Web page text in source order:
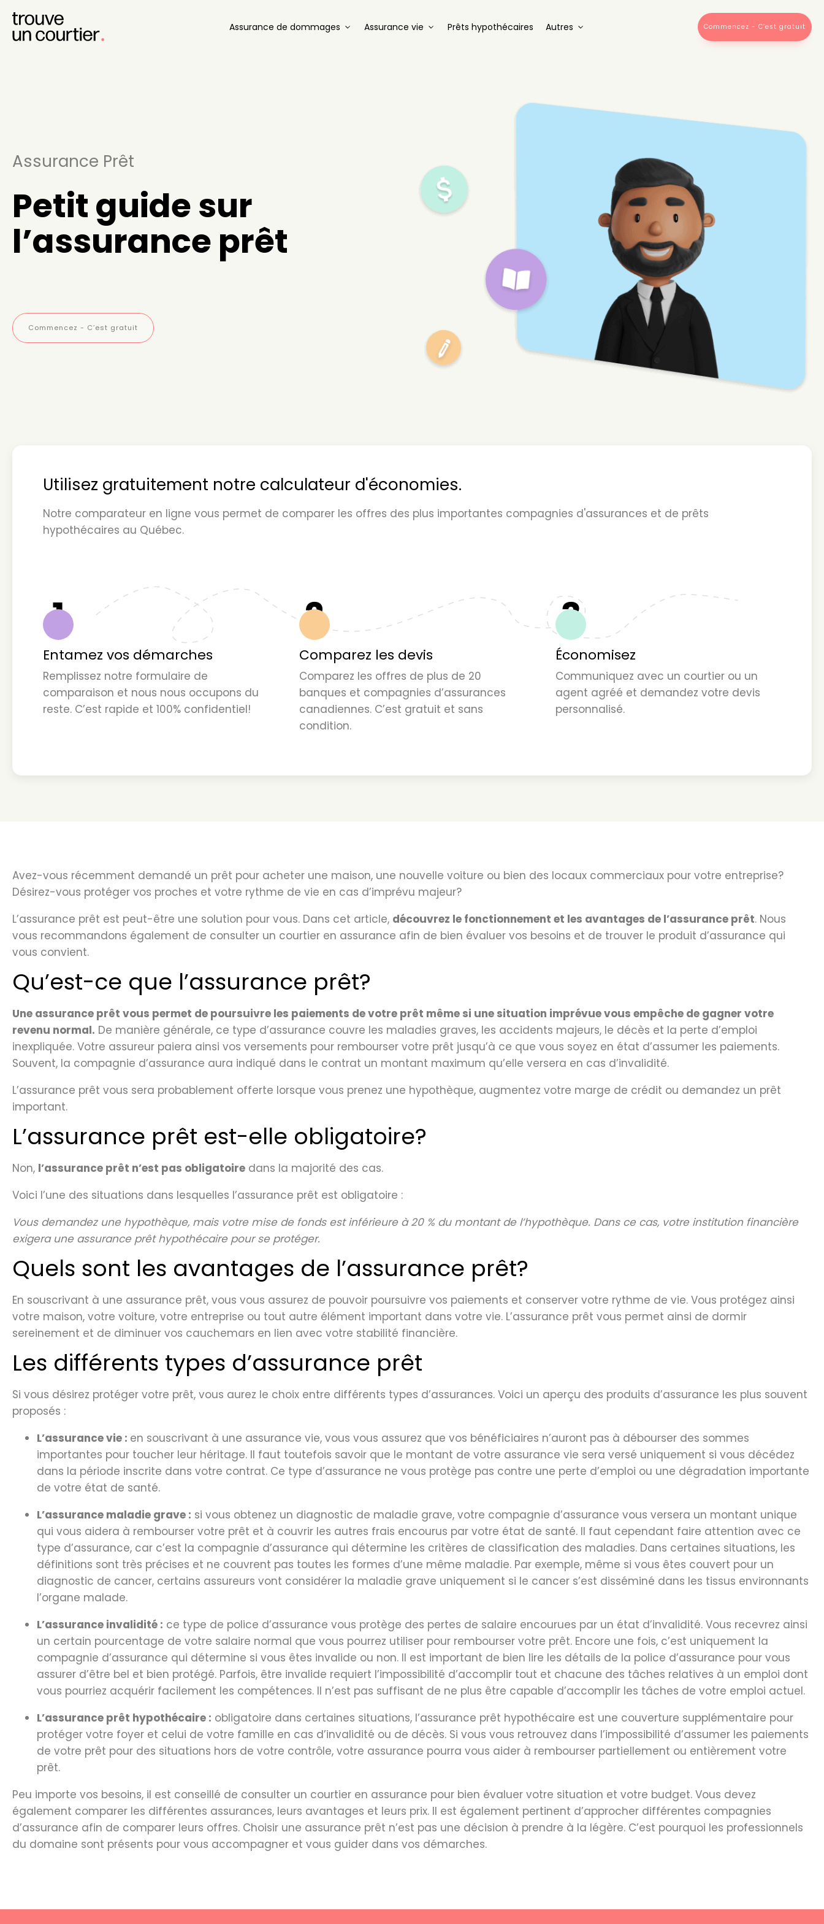
Assurance de dommages Assurance vie Prêts hypothécaires Autres Commencez - C’est gratuit
Assurance Prêt
Petit guide sur
l’assurance prêt
Commencez - C’est gratuit
Utilisez gratuitement notre calculateur d'économies.
Notre comparateur en ligne vous permet de comparer les offres des plus importantes compagnies d'assurances et de prêts
hypothécaires au Québec.
1
Entamez vos démarches
Remplissez notre formulaire de
comparaison et nous nous occupons du
reste. C’est rapide et 100% confidentiel!
2
Comparez les devis
Comparez les offres de plus de 20
banques et compagnies d’assurances
canadiennes. C’est gratuit et sans
condition.
3
Économisez
Communiquez avec un courtier ou un
agent agréé et demandez votre devis
personnalisé.
Avez-vous récemment demandé un prêt pour acheter une maison, une nouvelle voiture ou bien des locaux commerciaux pour votre entreprise?
Désirez-vous protéger vos proches et votre rythme de vie en cas d’imprévu majeur?
L’assurance prêt est peut-être une solution pour vous. Dans cet article, découvrez le fonctionnement et les avantages de l’assurance prêt. Nous
vous recommandons également de consulter un courtier en assurance afin de bien évaluer vos besoins et de trouver le produit d’assurance qui
vous convient.
Qu’est-ce que l’assurance prêt?
Une assurance prêt vous permet de poursuivre les paiements de votre prêt même si une situation imprévue vous empêche de gagner votre
revenu normal. De manière générale, ce type d’assurance couvre les maladies graves, les accidents majeurs, le décès et la perte d’emploi
inexpliquée. Votre assureur paiera ainsi vos versements pour rembourser votre prêt jusqu’à ce que vous soyez en état d’assumer les paiements.
Souvent, la compagnie d’assurance aura indiqué dans le contrat un montant maximum qu’elle versera en cas d’invalidité.
L’assurance prêt vous sera probablement offerte lorsque vous prenez une hypothèque, augmentez votre marge de crédit ou demandez un prêt
important.
L’assurance prêt est-elle obligatoire?
Non, l’assurance prêt n’est pas obligatoire dans la majorité des cas.
Voici l’une des situations dans lesquelles l’assurance prêt est obligatoire :
Vous demandez une hypothèque, mais votre mise de fonds est inférieure à 20 % du montant de l’hypothèque. Dans ce cas, votre institution financière
exigera une assurance prêt hypothécaire pour se protéger.
Quels sont les avantages de l’assurance prêt?
En souscrivant à une assurance prêt, vous vous assurez de pouvoir poursuivre vos paiements et conserver votre rythme de vie. Vous protégez ainsi
votre maison, votre voiture, votre entreprise ou tout autre élément important dans votre vie. L’assurance prêt vous permet ainsi de dormir
sereinement et de diminuer vos cauchemars en lien avec votre stabilité financière.
Les différents types d’assurance prêt
Si vous désirez protéger votre prêt, vous aurez le choix entre différents types d’assurances. Voici un aperçu des produits d’assurance les plus souvent
proposés :
L’assurance vie : en souscrivant à une assurance vie, vous vous assurez que vos bénéficiaires n’auront pas à débourser des sommes
importantes pour toucher leur héritage. Il faut toutefois savoir que le montant de votre assurance vie sera versé uniquement si vous décédez
dans la période inscrite dans votre contrat. Ce type d’assurance ne vous protège pas contre une perte d’emploi ou une dégradation importante
de votre état de santé.
L’assurance maladie grave : si vous obtenez un diagnostic de maladie grave, votre compagnie d’assurance vous versera un montant unique
qui vous aidera à rembourser votre prêt et à couvrir les autres frais encourus par votre état de santé. Il faut cependant faire attention avec ce
type d’assurance, car c’est la compagnie d’assurance qui détermine les critères de classification des maladies. Dans certaines situations, les
définitions sont très précises et ne couvrent pas toutes les formes d’une même maladie. Par exemple, même si vous êtes couvert pour un
diagnostic de cancer, certains assureurs vont considérer la maladie grave uniquement si le cancer s’est disséminé dans les tissus environnants
l’organe malade.
L’assurance invalidité : ce type de police d’assurance vous protège des pertes de salaire encourues par un état d’invalidité. Vous recevrez ainsi
un certain pourcentage de votre salaire normal que vous pourrez utiliser pour rembourser votre prêt. Encore une fois, c’est uniquement la
compagnie d’assurance qui détermine si vous êtes invalide ou non. Il est important de bien lire les détails de la police d’assurance pour vous
assurer d’être bel et bien protégé. Parfois, être invalide requiert l’impossibilité d’accomplir tout et chacune des tâches relatives à un emploi dont
vous pourriez acquérir facilement les compétences. Il n’est pas suffisant de ne plus être capable d’accomplir les tâches de votre emploi actuel.
L’assurance prêt hypothécaire : obligatoire dans certaines situations, l’assurance prêt hypothécaire est une couverture supplémentaire pour
protéger votre foyer et celui de votre famille en cas d’invalidité ou de décès. Si vous vous retrouvez dans l’impossibilité d’assumer les paiements
de votre prêt pour des situations hors de votre contrôle, votre assurance pourra vous aider à rembourser partiellement ou entièrement votre
prêt.
Peu importe vos besoins, il est conseillé de consulter un courtier en assurance pour bien évaluer votre situation et votre budget. Vous devez
également comparer les différentes assurances, leurs avantages et leurs prix. Il est également pertinent d’approcher différentes compagnies
d’assurance afin de comparer leurs offres. Choisir une assurance prêt n’est pas une décision à prendre à la légère. C’est pourquoi les professionnels
du domaine sont présents pour vous accompagner et vous guider dans vos démarches.